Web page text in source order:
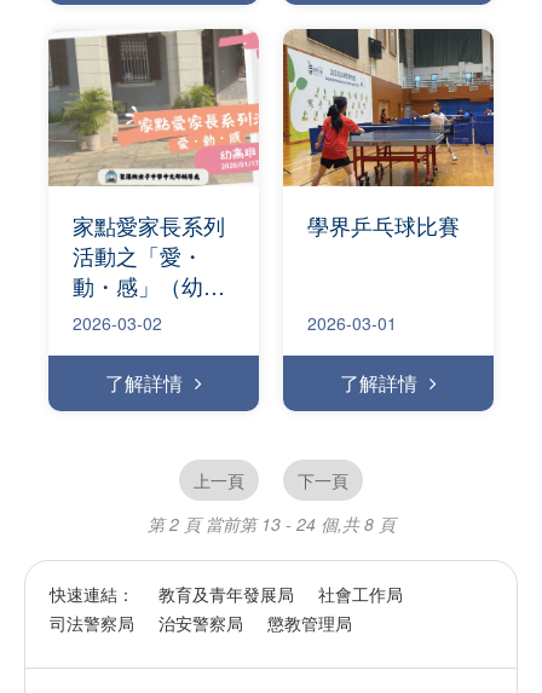
家點愛家長系列
活動之「愛・
動・感」（幼高
場）
2026-03-02
了解詳情
學界乒乓球比賽
2026-03-01
了解詳情
上一頁
下一頁
第 2 頁 當前第 13 - 24 個,共 8 頁
快速連結： 教育及青年發展局
社會工作局
司法警察局
治安警察局 懲教管理局